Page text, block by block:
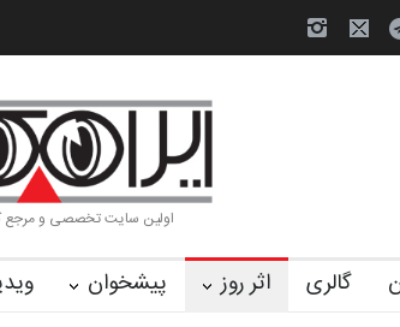
به یاد اردوغان باشول کارتون و پوستر «ایران سربلند»…
اولین سایت تخصصی و مرجع
گالری اثر روز پیشخوان